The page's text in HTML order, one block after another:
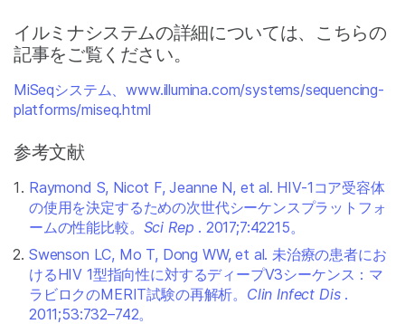
イルミナシステムの詳細については、こちらの
記事をご覧ください。
MiSeqシステム、www.illumina.com/systems/sequencing-
platforms/miseq.html
参考文献
Raymond S, Nicot F, Jeanne N, et al. HIV-1コア受容体
の使用を決定するための次世代シーケンスプラットフォ
ームの性能比較。 Sci Rep . 2017;7:42215。
Swenson LC, Mo T, Dong WW, et al. 未治療の患者にお
けるHIV 1型指向性に対するディープV3シーケンス：マ
ラビロクのMERIT試験の再解析。 Clin Infect Dis .
2011;53:732–742。